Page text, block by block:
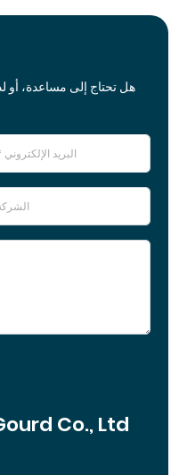
هل تحتاج إلى مساعدة، أو
Co., Ltd